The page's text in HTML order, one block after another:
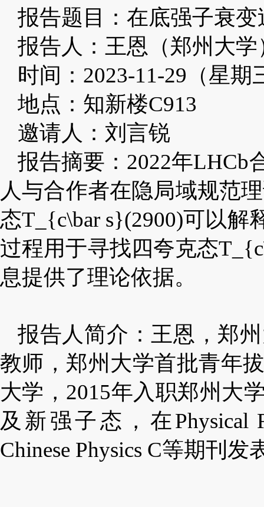
报告题目：在底强子衰
报告人：王恩（郑州大学
时间：2023-11-29（星期
地点：知新楼C913
邀请人：刘言锐
报告摘要：2022年LHCb
人与合作者在隐局域规范
态T_{c\bar s}(2900)可以
过程用于寻找四夸克态
息提供了理论依据。
报告人简介 ：王恩，郑
教师，郑州大学首批青年
大学，2015年入职郑州大
及新强子态，在Physical
Chinese Physics C等期刊